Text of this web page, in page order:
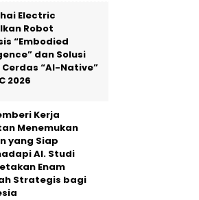
Electric
Robot
“Embodied
dan Solusi
“AI-Native”
2026
Kerja
Menemukan
yang Siap
AI. Studi
Enam
Strategis bagi